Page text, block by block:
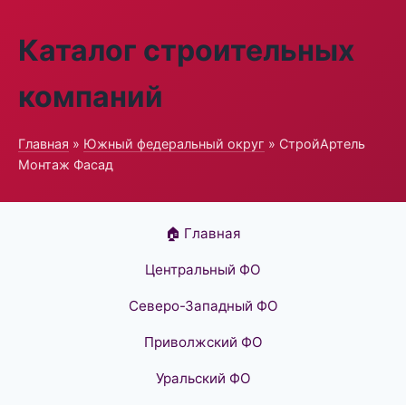
Каталог строительных
компаний
Главная » Южный федеральный округ » СтройАртель
Монтаж Фасад
🏠 Главная
Центральный ФО
Северо-Западный ФО
Приволжский ФО
Уральский ФО